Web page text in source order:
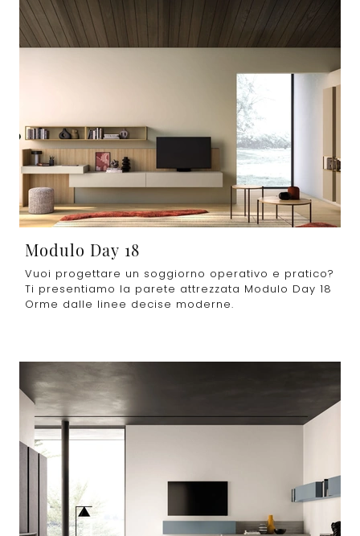
Modulo Day 18
Vuoi progettare un soggiorno operativo e pratico?
Ti presentiamo la parete attrezzata Modulo Day 18
Orme dalle linee decise moderne.